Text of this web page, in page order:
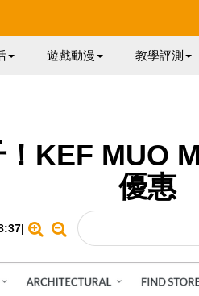
遊戲動漫 教學評測
KEF MUO
優惠
|